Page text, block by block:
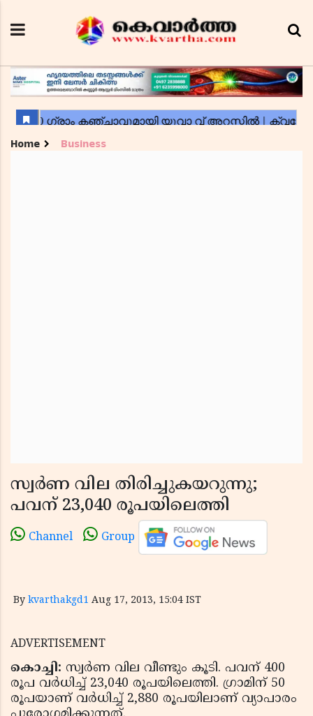
Home Business
സ്വര്‍ണ വില തിരിച്ചുകയറുന്നു;
പവന് 23,040 രൂപയിലെത്തി
Channel Group
By kvarthakgd1 Aug 17, 2013, 15:04 IST
ADVERTISEMENT
കൊച്ചി: സ്വര്‍ണ വില വീണ്ടും കൂടി. പവന് 400
രൂപ വര്‍ധിച്ച് 23,040 രൂപയിലെത്തി. ഗ്രാമിന് 50
രൂപയാണ് വര്‍ധിച്ച് 2,880 രൂപയിലാണ് വ്യാപാരം